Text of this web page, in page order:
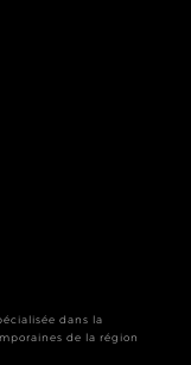
dans la
de la région